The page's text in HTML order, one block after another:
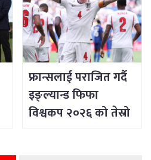
फ्रान्सलाई पराजित गर्दै
इङ्ल्यान्ड फिफा
विश्वकप २०२६ को तेस्रो